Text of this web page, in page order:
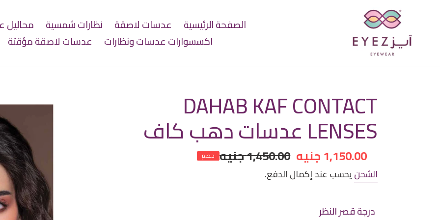
المحتوى
الصفحة الرئيسية عدسات لاصقة نظارات شمسية
اكسسوارات عدسات ونظارات
عدسات لاصقة مؤقتة
DAHAB KAF CONTACT
LENSES عدسات دهب كاف
سعر
مخفض
1,150.00 جنيه سعر
عادي
1,450.00 جنيه خصم
الشحنيحسب عند إكمال الدفع.
درجة قصر النظر